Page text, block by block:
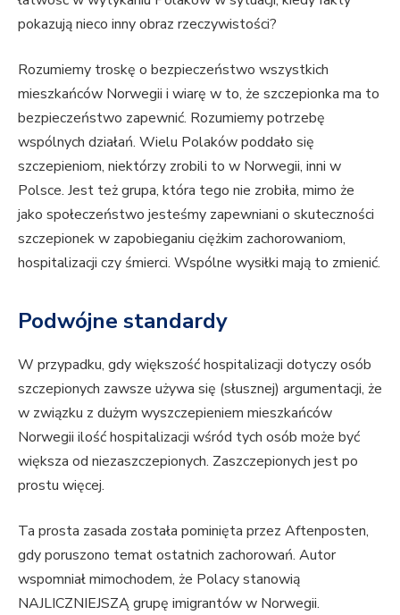
pokazują nieco inny obraz rzeczywistości?
Rozumiemy troskę o bezpieczeństwo wszystkich
mieszkańców Norwegii i wiarę w to, że szczepionka ma to
bezpieczeństwo zapewnić. Rozumiemy potrzebę
wspólnych działań. Wielu Polaków poddało się
szczepieniom, niektórzy zrobili to w Norwegii, inni w
Polsce. Jest też grupa, która tego nie zrobiła, mimo że
jako społeczeństwo jesteśmy zapewniani o skuteczności
szczepionek w zapobieganiu ciężkim zachorowaniom,
hospitalizacji czy śmierci. Wspólne wysiłki mają to zmienić.
Podwójne standardy
W przypadku, gdy większość hospitalizacji dotyczy osób
szczepionych zawsze używa się (słusznej) argumentacji, że
w związku z dużym wyszczepieniem mieszkańców
Norwegii ilość hospitalizacji wśród tych osób może być
większa od niezaszczepionych. Zaszczepionych jest po
prostu więcej.
Ta prosta zasada została pominięta przez Aftenposten,
gdy poruszono temat ostatnich zachorowań. Autor
wspomniał mimochodem, że Polacy stanowią
NAJLICZNIEJSZĄ grupę imigrantów w Norwegii.